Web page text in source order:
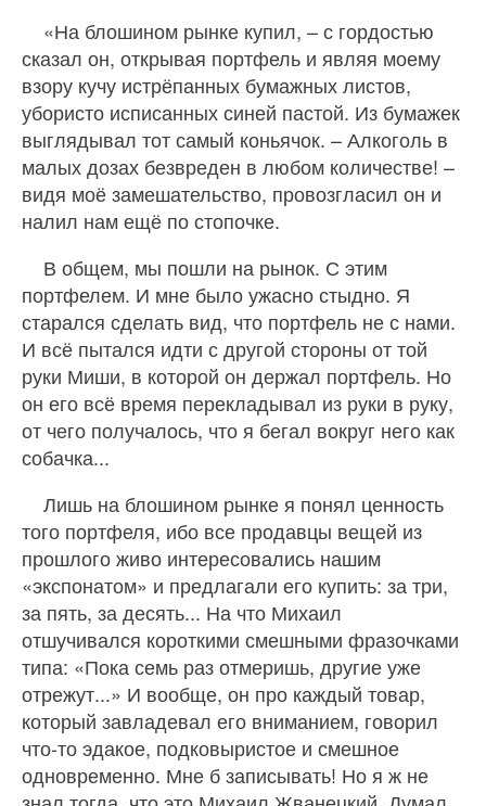
«На блошином рынке купил, – с гордостью
сказал он, открывая портфель и являя моему
взору кучу истрёпанных бумажных листов,
убористо исписанных синей пастой. Из бумажек
выглядывал тот самый коньячок. – Алкоголь в
малых дозах безвреден в любом количестве! –
видя моё замешательство, провозгласил он и
налил нам ещё по стопочке.
В общем, мы пошли на рынок. С этим
портфелем. И мне было ужасно стыдно. Я
старался сделать вид, что портфель не с нами.
И всё пытался идти с другой стороны от той
руки Миши, в которой он держал портфель. Но
он его всё время перекладывал из руки в руку,
от чего получалось, что я бегал вокруг него как
собачка...
Лишь на блошином рынке я понял ценность
того портфеля, ибо все продавцы вещей из
прошлого живо интересовались нашим
«экспонатом» и предлагали его купить: за три,
за пять, за десять... На что Михаил
отшучивался короткими смешными фразочками
типа: «Пока семь раз отмеришь, другие уже
отрежут...» И вообще, он про каждый товар,
который завладевал его вниманием, говорил
что‐то эдакое, подковыристое и смешное
одновременно. Мне б записывать! Но я ж не